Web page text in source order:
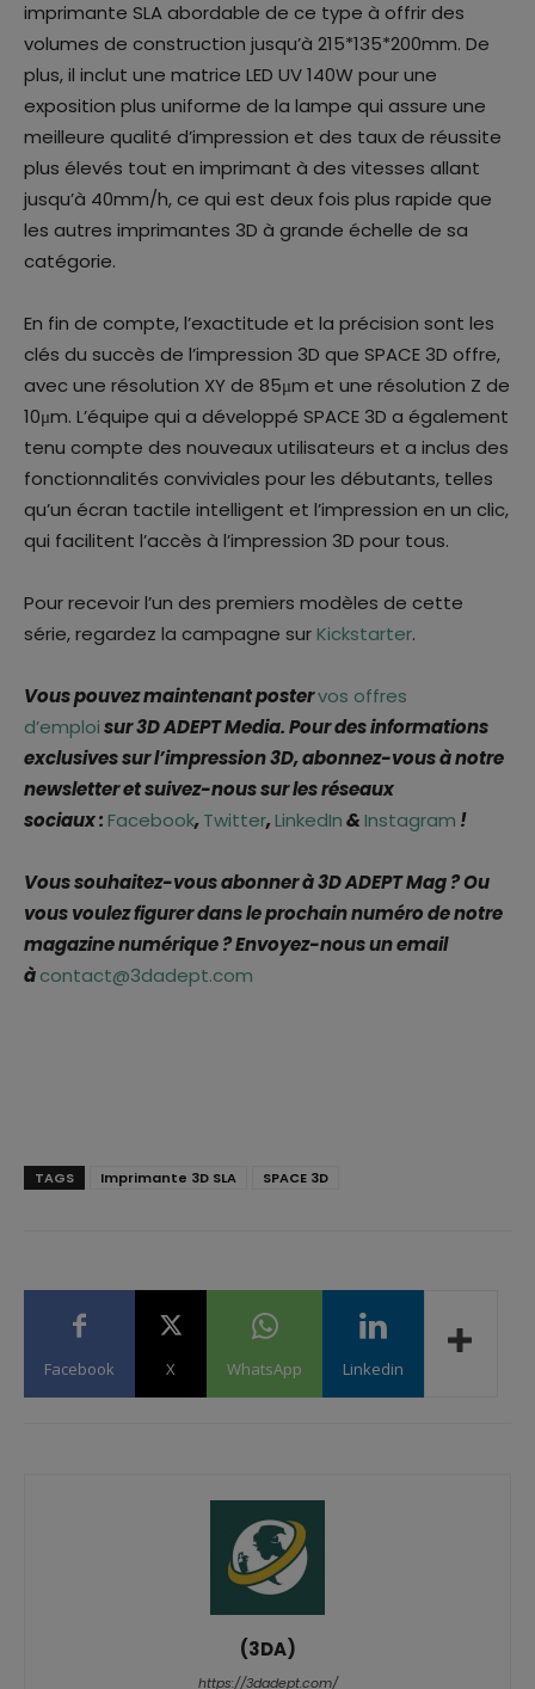
imprimante SLA abordable de ce type à offrir des
volumes de construction jusqu’à 215*135*200mm. De
plus, il inclut une matrice LED UV 140W pour une
exposition plus uniforme de la lampe qui assure une
meilleure qualité d’impression et des taux de réussite
plus élevés tout en imprimant à des vitesses allant
jusqu’à 40mm/h, ce qui est deux fois plus rapide que
les autres imprimantes 3D à grande échelle de sa
catégorie.
En fin de compte, l’exactitude et la précision sont les
clés du succès de l’impression 3D que SPACE 3D offre,
avec une résolution XY de 85μm et une résolution Z de
10μm. L’équipe qui a développé SPACE 3D a également
tenu compte des nouveaux utilisateurs et a inclus des
fonctionnalités conviviales pour les débutants, telles
qu’un écran tactile intelligent et l’impression en un clic,
qui facilitent l’accès à l’impression 3D pour tous.
Pour recevoir l’un des premiers modèles de cette
série, regardez la campagne surKickstarter.
Vous pouvez maintenant postervos offres
d’emploisur 3D ADEPT Media. Pour des informations
exclusives sur l’impression 3D, abonnez-vous à notre
newsletter et suivez-nous sur les réseaux
sociaux :Facebook,Twitter,LinkedIn&Instagram !
Vous souhaitez-vous abonner à 3D ADEPT Mag ? Ou
vous voulez figurer dans le prochain numéro de notre
magazine numérique ? Envoyez-nous un email
àcontact@3dadept.com
TAGS Imprimante 3D SLA SPACE 3D
Facebook X WhatsApp Linkedin
(3DA)
https://3dadept.com/